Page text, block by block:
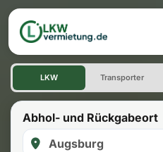
LKW mieten:
LKW Transporter
Abhol- und Rückgabeort